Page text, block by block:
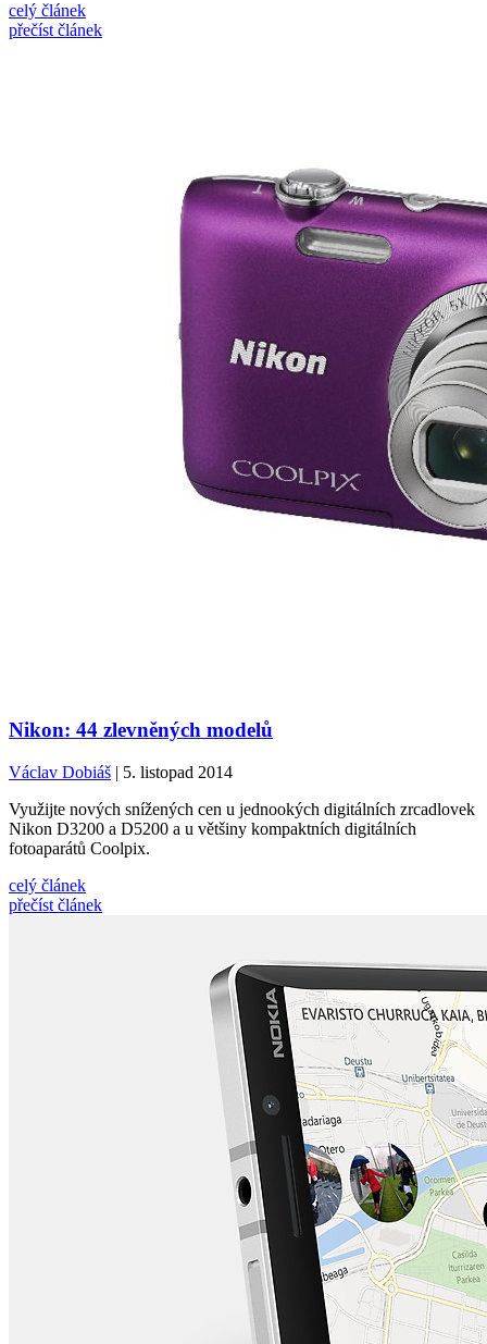
celý článek
přečíst článek
Nikon: 44 zlevněných modelů
Václav Dobiáš | 5. listopad 2014
Využijte nových snížených cen u jednookých digitálních zrcadlovek
Nikon D3200 a D5200 a u většiny kompaktních digitálních
fotoaparátů Coolpix.
celý článek
přečíst článek